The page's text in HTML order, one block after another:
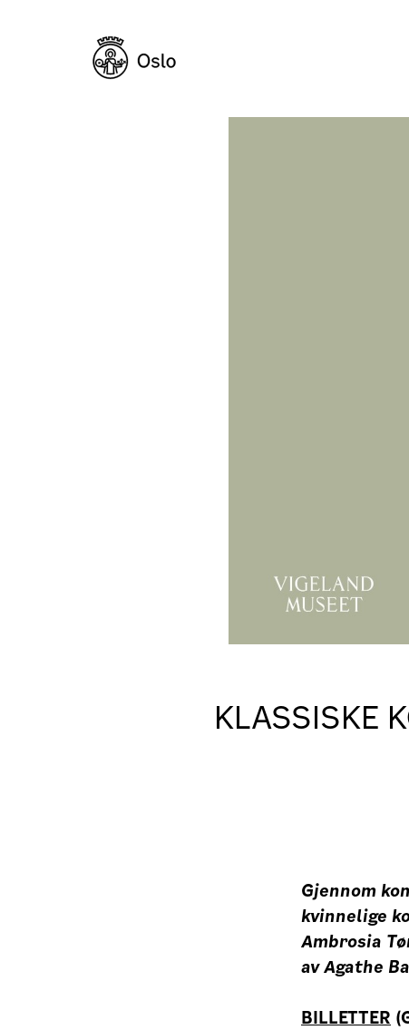
KLASSISKE
Gjennom
kvinnelige
Ambrosia
av Agathe
BILLETTER